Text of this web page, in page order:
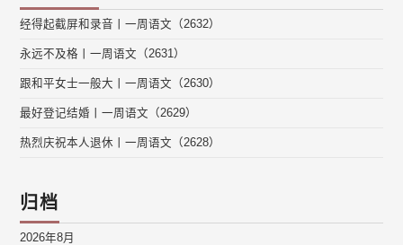
经得起截屏和录音丨一周语文（2632）
永远不及格丨一周语文（2631）
跟和平女士一般大丨一周语文（2630）
最好登记结婚丨一周语文（2629）
热烈庆祝本人退休丨一周语文（2628）
归档
2026年8月